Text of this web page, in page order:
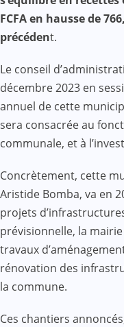
FCFA en hausse de
précédent.
Le conseil
décembre 2023 en
annuel de cette
sera consacrée au
communale, et à
Concrètement, cette
Aristide Bomba, va en
projets
prévisionnelle, la
travaux
rénovation des
la commune.
Ces chantiers